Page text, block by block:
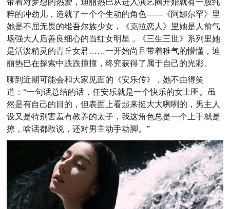
粹的冲劲儿，造就了一个个生动的角色——《阿娜尔罕》里
她是不屈无畏的维吾尔族少女，《克拉恋人》里她是人前气
场强大人后善良细心的当红女明星，《三生三世》系列里她
是活泼精灵的青丘女君……一开始尚且带着稚气的懵懂，迪
丽热巴在探索中跌跌撞撞，终究获得了属于自己的光彩。
聊到近期可能会和大家见面的《安乐传》，她不由得笑
道：“一句话总结的话，任安乐就是一个快乐的女土匪。虽
然是有自己的目的，但表面上看起来挺大大咧咧的，男主人
设又是特别害羞有教养的太子，我这角色总是一个上手就是
撩，啥话都敢说，还对男主动手动脚。”